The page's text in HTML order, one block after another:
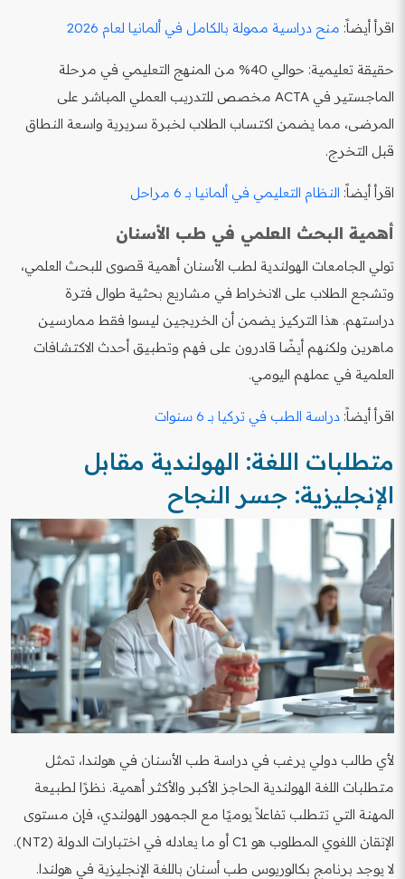
اقرأ أيضاً: منح دراسية ممولة بالكامل في ألمانيا لعام 2026
حقيقة تعليمية: حوالي 40% من المنهج التعليمي في مرحلة
الماجستير في ACTA مخصص للتدريب العملي المباشر على
المرضى، مما يضمن اكتساب الطلاب لخبرة سريرية واسعة النطاق
قبل التخرج.
اقرأ أيضاً: النظام التعليمي في ألمانيا بـ 6 مراحل
أهمية البحث العلمي في طب الأسنان
تولي الجامعات الهولندية لطب الأسنان أهمية قصوى للبحث العلمي،
وتشجع الطلاب على الانخراط في مشاريع بحثية طوال فترة
دراستهم. هذا التركيز يضمن أن الخريجين ليسوا فقط ممارسين
ماهرين ولكنهم أيضًا قادرون على فهم وتطبيق أحدث الاكتشافات
العلمية في عملهم اليومي.
اقرأ أيضاً: دراسة الطب في تركيا بـ 6 سنوات
متطلبات اللغة: الهولندية مقابل
الإنجليزية: جسر النجاح
لأي طالب دولي يرغب في دراسة طب الأسنان في هولندا، تمثل
متطلبات اللغة الهولندية الحاجز الأكبر والأكثر أهمية. نظرًا لطبيعة
المهنة التي تتطلب تفاعلاً يوميًا مع الجمهور الهولندي، فإن مستوى
الإتقان اللغوي المطلوب هو C1 أو ما يعادله في اختبارات الدولة (NT2).
لا يوجد برنامج بكالوريوس طب أسنان باللغة الإنجليزية في هولندا.